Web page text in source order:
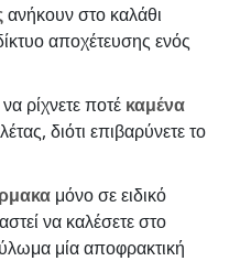
ανήκουν στο καλάθι
αποχέτευσης ενός
ρίχνετε ποτέ καμένα
διότι επιβαρύνετε το
μόνο σε ειδικό
να καλέσετε στο
μία αποφρακτική